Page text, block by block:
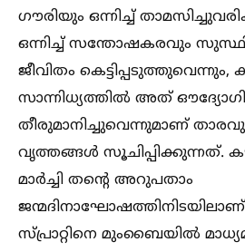
ഗൗരിയും ഒന്നിച്ച്‌
ഒന്നിച്ച്‌ സന്തോഷകരവും
ജീവിതം
സാന്നിധ്യത്തില്‍ അത്
തീരുമാനിച്ചുവെന്നുമാണ്
വൃത്തങ്ങള്‍ സൂചിപ്പിക്കുന്നത്.
മാർച്ചി തന്റെ അറുപതാം
സ്പ്രാറ്റിനെ മുംബൈയില്‍